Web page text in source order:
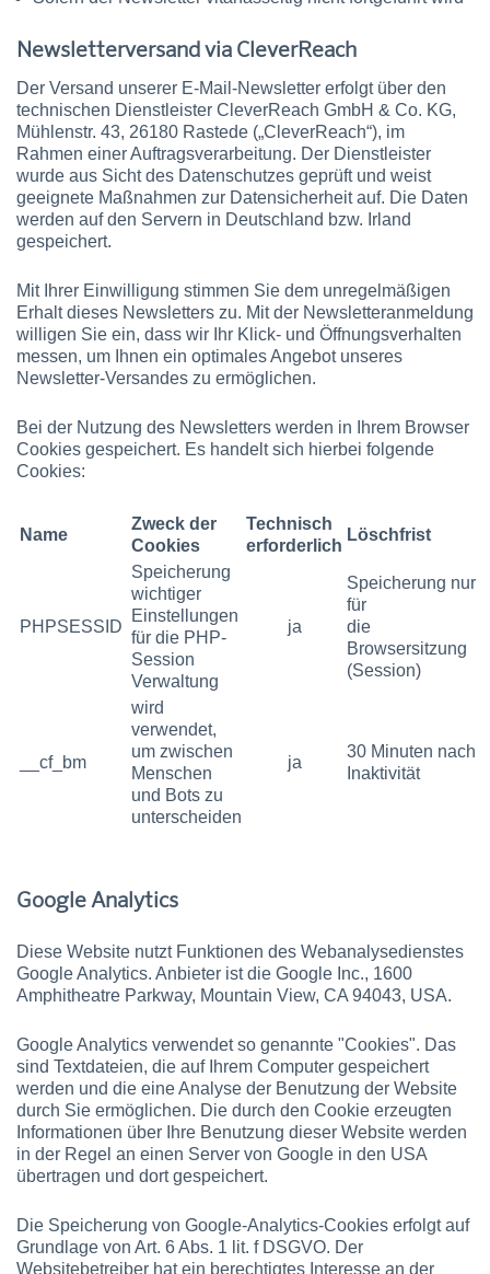
Newsletterversand via CleverReach
Der Versand unserer E-Mail-Newsletter erfolgt über den
technischen Dienstleister CleverReach GmbH & Co. KG,
Mühlenstr. 43, 26180 Rastede („CleverReach“), im
Rahmen einer Auftragsverarbeitung. Der Dienstleister
wurde aus Sicht des Datenschutzes geprüft und weist
geeignete Maßnahmen zur Datensicherheit auf. Die Daten
werden auf den Servern in Deutschland bzw. Irland
gespeichert.
Mit Ihrer Einwilligung stimmen Sie dem unregelmäßigen
Erhalt dieses Newsletters zu. Mit der Newsletteranmeldung
willigen Sie ein, dass wir Ihr Klick- und Öffnungsverhalten
messen, um Ihnen ein optimales Angebot unseres
Newsletter-Versandes zu ermöglichen.
Bei der Nutzung des Newsletters werden in Ihrem Browser
Cookies gespeichert. Es handelt sich hierbei folgende
Cookies:
Name
Zweck der
Cookies
Technisch
erforderlich
Löschfrist
PHPSESSID
Speicherung
wichtiger
Einstellungen
für die PHP-
Session
Verwaltung
ja
Speicherung nur
für
die
Browsersitzung
(Session)
__cf_bm
wird
verwendet,
um zwischen
Menschen
und Bots zu
unterscheiden
ja
30 Minuten nach
Inaktivität
Google Analytics
Diese Website nutzt Funktionen des Webanalysedienstes
Google Analytics. Anbieter ist die Google Inc., 1600
Amphitheatre Parkway, Mountain View, CA 94043, USA.
Google Analytics verwendet so genannte "Cookies". Das
sind Textdateien, die auf Ihrem Computer gespeichert
werden und die eine Analyse der Benutzung der Website
durch Sie ermöglichen. Die durch den Cookie erzeugten
Informationen über Ihre Benutzung dieser Website werden
in der Regel an einen Server von Google in den USA
übertragen und dort gespeichert.
Die Speicherung von Google-Analytics-Cookies erfolgt auf
Grundlage von Art. 6 Abs. 1 lit. f DSGVO. Der
Websitebetreiber hat ein berechtigtes Interesse an der